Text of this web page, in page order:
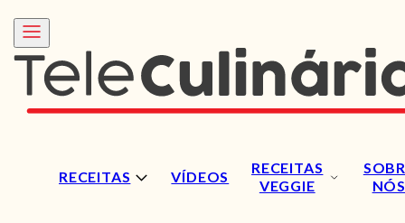
RECEITAS VÍDEOS
RECEITAS
VEGGIE
NÓS